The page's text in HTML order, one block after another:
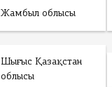
Жамбыл облысы
Шығыс Қазақстан
облысы